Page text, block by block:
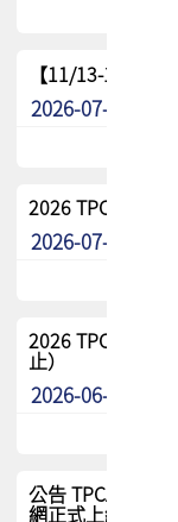
【11/13-15】
2026-07-22
2026 TPCA中南
2026-07-08
2026 TPCA健康
止）
2026-06-29
公告 TPCA 台灣
網正式上線！